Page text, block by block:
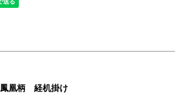
鳳凰柄 経机掛け